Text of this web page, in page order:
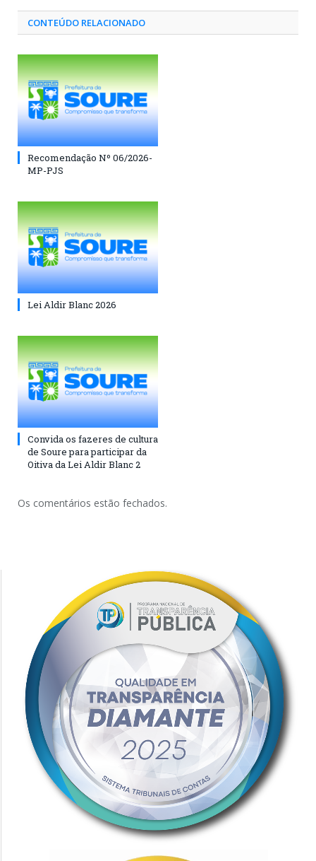
CONTEÚDO RELACIONADO
Recomendação Nº 06/2026-
MP-PJS
Lei Aldir Blanc 2026
Convida os fazeres de cultura
de Soure para participar da
Oitiva da Lei Aldir Blanc 2
Os comentários estão fechados.